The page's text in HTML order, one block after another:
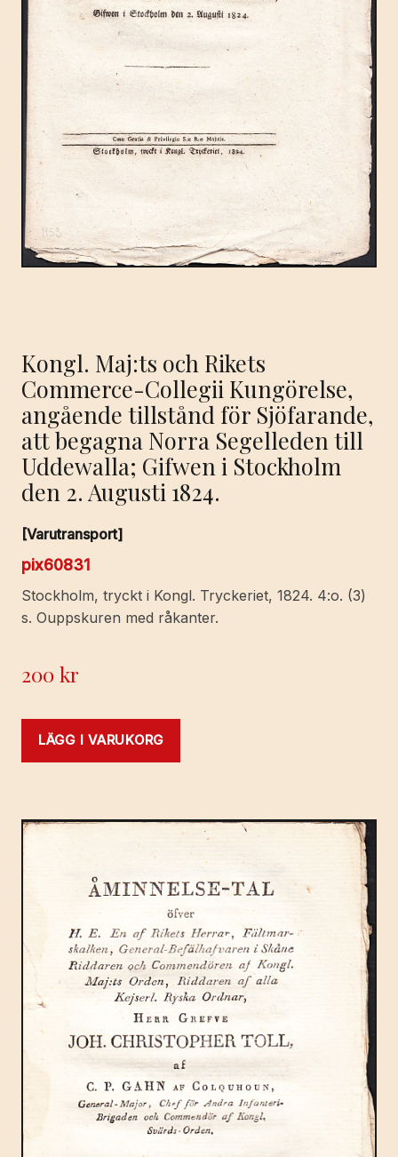
Kongl. Maj:ts och Rikets
Commerce-Collegii Kungörelse,
angående tillstånd för Sjöfarande,
att begagna Norra Segelleden till
Uddewalla; Gifwen i Stockholm
den 2. Augusti 1824.
[Varutransport]
pix60831
Stockholm, tryckt i Kongl. Tryckeriet, 1824. 4:o. (3)
s. Ouppskuren med råkanter.
200kr
LÄGG I VARUKORG